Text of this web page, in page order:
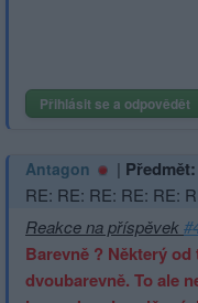
Přihlásit se a odpovědět
Antagon | Předmět:
RE: RE: RE: RE: RE:
Reakce na příspěvek
Barevně ? Některý
dvoubarevně. To ale